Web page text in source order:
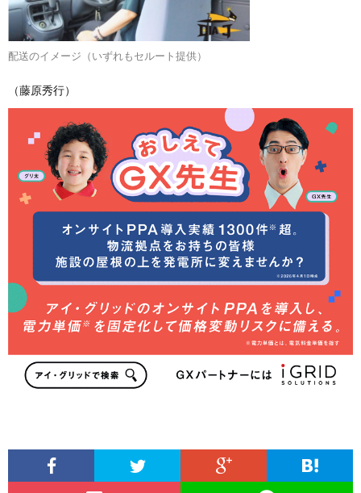
配送のイメージ（いずれもセルート提供）
（藤原秀行）